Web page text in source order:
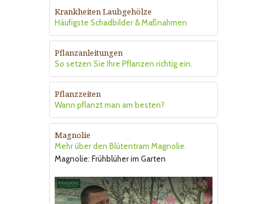
Krankheiten Laubgehölze
Häufigste Schadbilder & Maßnahmen
Pflanzanleitungen
So setzen Sie Ihre Pflanzen richtig ein.
Pflanzzeiten
Wann pflanzt man am besten?
Magnolie
Mehr über den Blütentram Magnolie.
Magnolie: Frühblüher im Garten